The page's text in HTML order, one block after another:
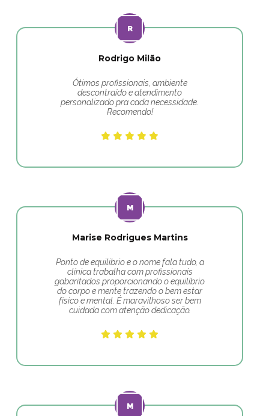
Rodrigo Milão
Ótimos profissionais, ambiente
descontraído e atendimento
personalizado pra cada necessidade.
Recomendo!
Marise Rodrigues Martins
Ponto de equilibrio e o nome fala tudo, a
clínica trabalha com profissionais
gabaritados proporcionando o equilíbrio
do corpo e mente trazendo o bem estar
físico e mental. É maravilhoso ser bem
cuidada com atenção dedicação.